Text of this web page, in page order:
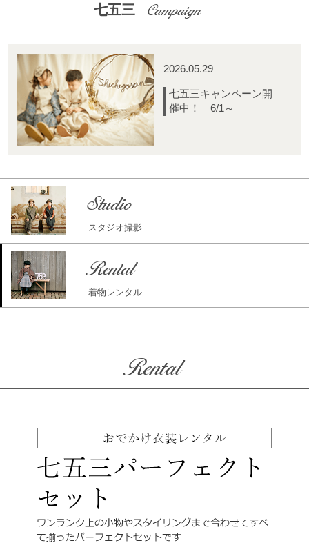
七五三 Campaign
2026.05.29
七五三キャンペーン開
催中！ 6/1～
Studio
スタジオ撮影
Rental
着物レンタル
Rental